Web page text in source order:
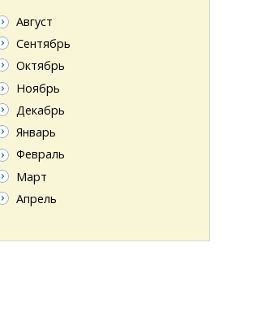
Август
Сентябрь
Октябрь
Ноябрь
Декабрь
Январь
Февраль
Март
Апрель